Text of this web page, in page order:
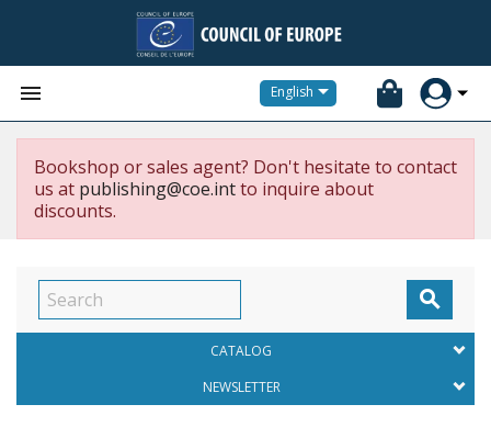
 English
Bookshop or sales agent? Don't hesitate to contact
us at publishing@coe.intto inquire about
discounts.

CATALOG
NEWSLETTER